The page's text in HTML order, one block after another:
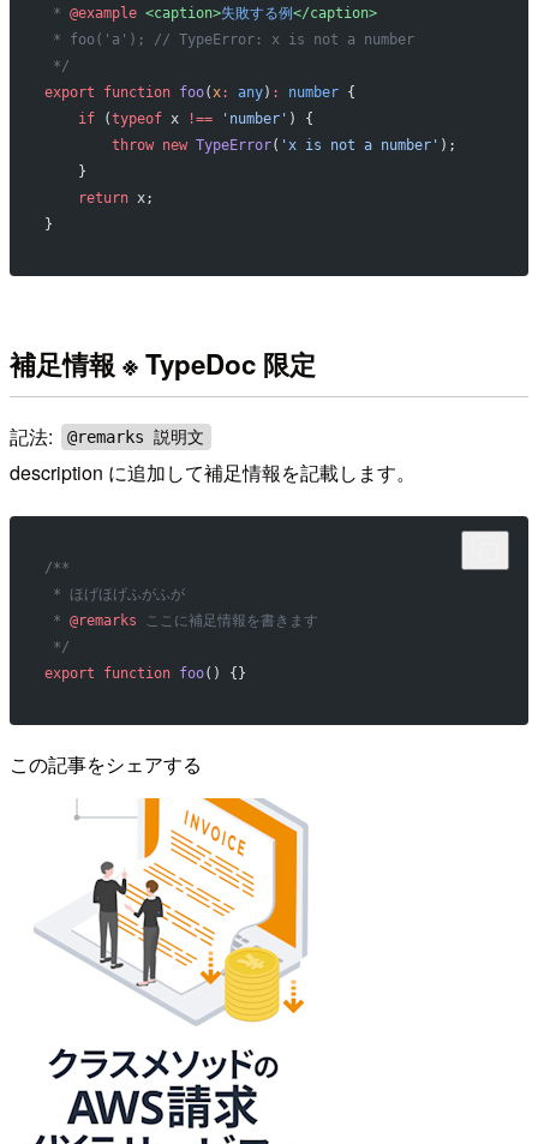
* @example <caption>失敗する例</caption>
* foo('a'); // TypeError: x is not a number
*/
export function foo(x: any) : number {
    if
(typeof x !== 'number' ) {
        throw
new TypeError( 'x is not a number' );
    }
    return
x;
}
補足情報 ※ TypeDoc 限定
記法: @remarks 説明文
description に追加して補足情報を記載します。
/**
* ほげほげふがふが
* @remarks ここに補足情報を書きます
*/
export function foo() {}
この記事をシェアする